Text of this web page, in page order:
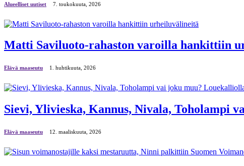
Alueelliset uutiset 7. toukokuuta, 2026
Matti Saviluoto-rahaston varoilla hankittiin
Elävä maaseutu 1. huhtikuuta, 2026
Sievi, Ylivieska, Kannus, Nivala,
Elävä maaseutu 12. maaliskuuta, 2026